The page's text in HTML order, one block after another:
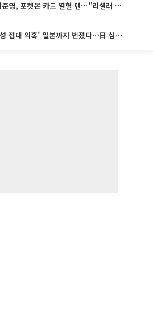
'차쥐뿔' 이준영, 포켓몬 카드 열혈 팬⋯"리셀러 처단할 것"
축구협회 '성 접대 의혹' 일본까지 번졌다…日 심판 실명 공개